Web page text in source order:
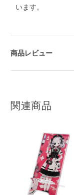
います。
商品レビュー
関連商品